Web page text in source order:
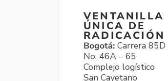
VENTANILLA
ÚNICA DE
RADICACIÓN
Bogotá: Carrera 85D
No. 46A – 65
Complejo logístico
San Cayetano